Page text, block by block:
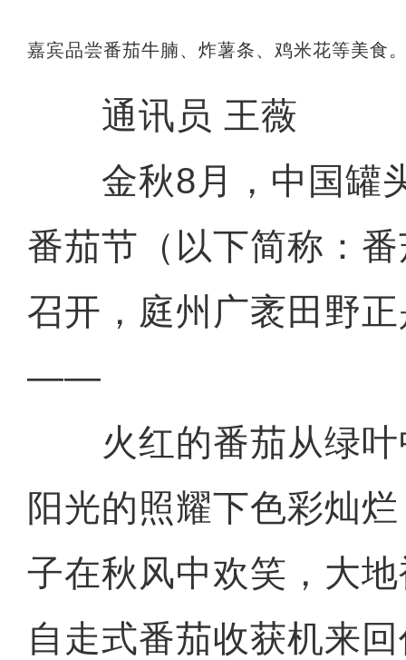
嘉宾品尝番茄牛腩、炸薯条、鸡米花等美食
通讯员 王薇
金秋8月，中国罐
番茄节（以下简称：
召开，庭州广袤田野
——
火红的番茄从绿叶
阳光的照耀下色彩灿
子在秋风中欢笑，大
自走式番茄收获机来